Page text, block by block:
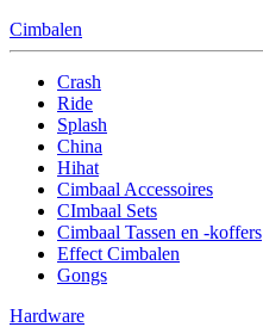
Cimbalen
Crash
Ride
Splash
China
Hihat
Cimbaal Accessoires
CImbaal Sets
Cimbaal Tassen en -koffers
Effect Cimbalen
Gongs
Hardware